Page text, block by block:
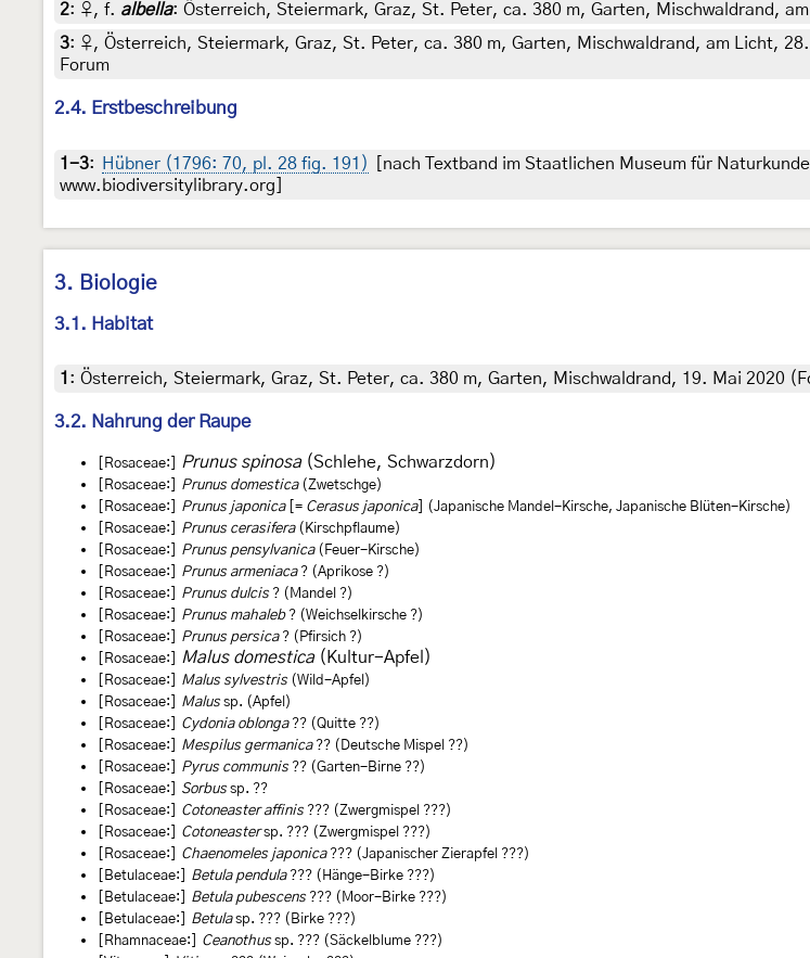
2: ♀, f. albella: Österreich, Steiermark, Graz, St. Peter, ca. 380 m, Garten, Mischwaldrand,
3: ♀, Österreich, Steiermark, Graz, St. Peter, ca. 380 m, Garten, Mischwaldrand, am Licht,
Forum
2.4. Erstbeschreibung
1-3: Hübner (1796: 70, pl. 28 fig. 191)
[nach Textband im Staatlichen Museum für
www.biodiversitylibrary.org]
3. Biologie
3.1. Habitat
1 : Österreich, Steiermark, Graz, St. Peter, ca. 380 m, Garten, Mischwaldrand, 19. Mai 2020
3.2. Nahrung der Raupe
[Rosaceae:] Prunus spinosa(Schlehe, Schwarzdorn)
[Rosaceae:] Prunus domestica(Zwetschge)
[Rosaceae:]
Prunus japonica[= Cerasus japonica] (Japanische Mandel-Kirsche, Japanische Blüten-Kirsche)
[Rosaceae:]
Prunus cerasifera(Kirschpflaume)
[Rosaceae:]
Prunus pensylvanica(Feuer-Kirsche)
[Rosaceae:]
Prunus armeniaca? (Aprikose ?)
[Rosaceae:]
Prunus dulcis? (Mandel ?)
[Rosaceae:]
Prunus mahaleb? (Weichselkirsche ?)
[Rosaceae:]
Prunus persica? (Pfirsich ?)
[Rosaceae:]
Malus domestica(Kultur-Apfel)
[Rosaceae:] Malus sylvestris(Wild-Apfel)
[Rosaceae:]
Malussp. (Apfel)
[Rosaceae:]
Cydonia oblonga?? (Quitte ??)
[Rosaceae:]
Mespilus germanica?? (Deutsche Mispel ??)
[Rosaceae:]
Pyrus communis?? (Garten-Birne ??)
[Rosaceae:]
Sorbussp. ??
[Rosaceae:]
Cotoneaster affinis??? (Zwergmispel ???)
[Rosaceae:]
Cotoneastersp. ??? (Zwergmispel ???)
[Rosaceae:]
Chaenomeles japonica??? (Japanischer Zierapfel ???)
[Betulaceae:]
Betula pendula??? (Hänge-Birke ???)
[Betulaceae:]
Betula pubescens??? (Moor-Birke ???)
[Betulaceae:]
Betulasp. ??? (Birke ???)
[Rhamnaceae:]
Ceanothussp. ??? (Säckelblume ???)